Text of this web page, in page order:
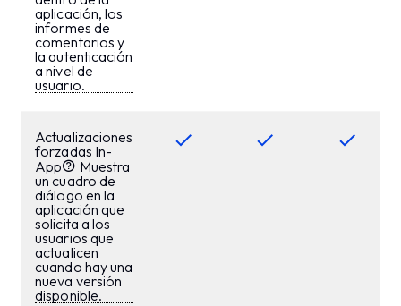
aplicación, los
informes de
comentarios y
la autenticación
a nivel de
usuario.
Actualizaciones
forzadas In-
App
Muestra
un cuadro de
diálogo en la
aplicación que
solicita a los
usuarios que
actualicen
cuando hay una
nueva versión
disponible.